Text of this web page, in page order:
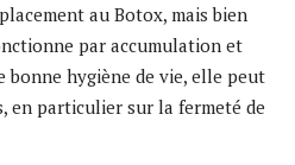
au Botox, mais bien
par accumulation et
bonne hygiène de vie, elle peut
en particulier sur la fermeté de